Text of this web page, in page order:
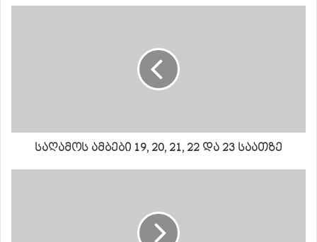
საღამოს ამბები 19, 20, 21, 22 და 23 საათზე